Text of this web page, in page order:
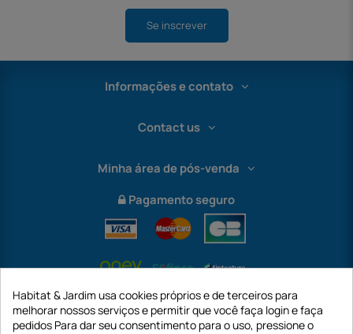
Se inscrever
Informações e contato
Contact us
Minha área de pós-venda
Pagamento seguro
Habitat & Jardim usa cookies próprios e de terceiros para
melhorar nossos serviços e permitir que você faça login e faça
pedidos Para dar seu consentimento para o uso, pressione o